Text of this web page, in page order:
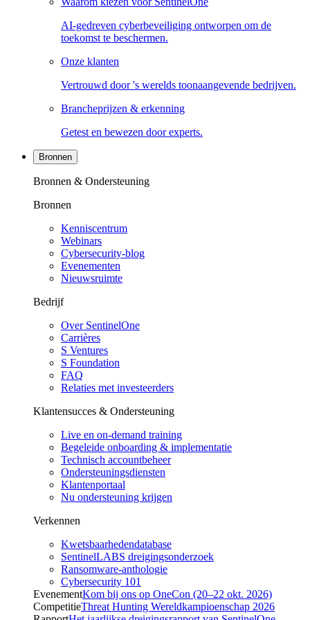
AI-gedreven cyberbeveiliging ontworpen om de
toekomst te beschermen.
Onze klanten
Vertrouwd door 's werelds toonaangevende bedrijven.
Brancheprijzen & erkenning
Getest en bewezen door experts.
Bronnen
Bronnen & Ondersteuning
Bronnen
Kenniscentrum
Webinars
Cybersecurity-blog
Evenementen
Nieuwsruimte
Bedrijf
Over SentinelOne
Carrières
S Ventures
S Foundation
FAQ
Relaties met investeerders
Klantensucces & Ondersteuning
Live en on-demand training
Begeleide onboarding & implementatie
Technisch accountbeheer
Ondersteuningsdiensten
Klantenportaal
Nu ondersteuning krijgen
Verkennen
Kwetsbaarhedendatabase
SentinelLABS dreigingsonderzoek
Ransomware-anthologie
Cybersecurity 101
EvenementKom bij ons op OneCon (20–22 okt. 2026)
CompetitieThreat Hunting Wereldkampioenschap 2026